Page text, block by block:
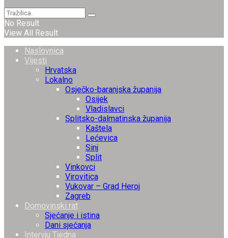
No Result
View All Result
Naslovnica
Vijesti
Hrvatska
Lokalno
Osječko-baranjska županija
Osijek
Vladislavci
Splitsko-dalmatinska županija
Kaštela
Lećevica
Sinj
Split
Vinkovci
Virovitica
Vukovar – Grad Heroj
Zagreb
Domovinski rat
Sjećanje i istina
Dani sjećanja
Intervju Tjedna